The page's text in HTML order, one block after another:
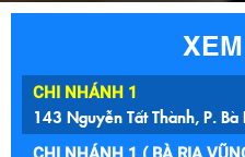
CHI NHÁNH 1
143 Nguyễn Tất Thành, P. Bà